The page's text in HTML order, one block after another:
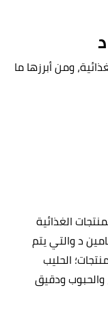
ومن أبرزها ما
الغذائية
د والتي يتم
الحليب
والحبوب ودقيق